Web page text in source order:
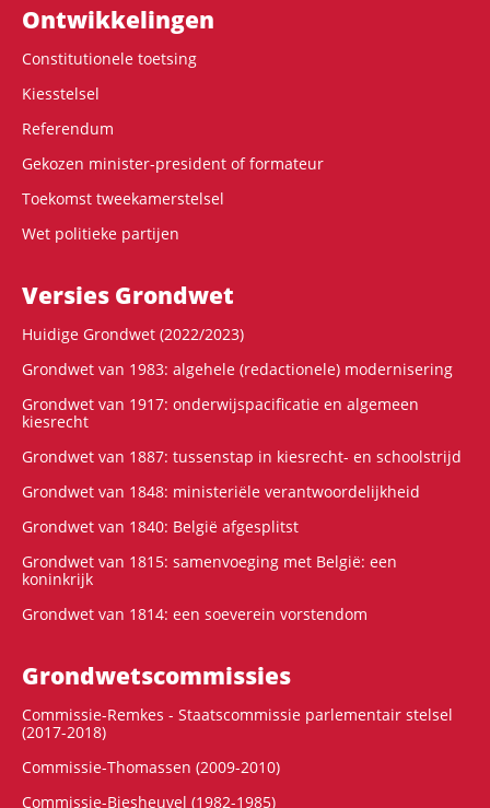
Ontwikke­lingen
Constitutionele toetsing
Kiesstelsel
Referendum
Gekozen minister-president of formateur
Toekomst tweekamerstelsel
Wet politieke partijen
Versies Grondwet
Huidige Grondwet (2022/2023)
Grondwet van 1983: algehele (redactionele) modernisering
Grondwet van 1917: onderwijspacificatie en algemeen
kiesrecht
Grondwet van 1887: tussenstap in kiesrecht- en schoolstrijd
Grondwet van 1848: ministeriële verantwoordelijkheid
Grondwet van 1840: België afgesplitst
Grondwet van 1815: samenvoeging met België: een
koninkrijk
Grondwet van 1814: een soeverein vorstendom
Grondwets­commissies
Commissie-Remkes - Staatscommissie parlementair stelsel
(2017-2018)
Commissie-Thomassen (2009-2010)
Commissie-Biesheuvel (1982-1985)